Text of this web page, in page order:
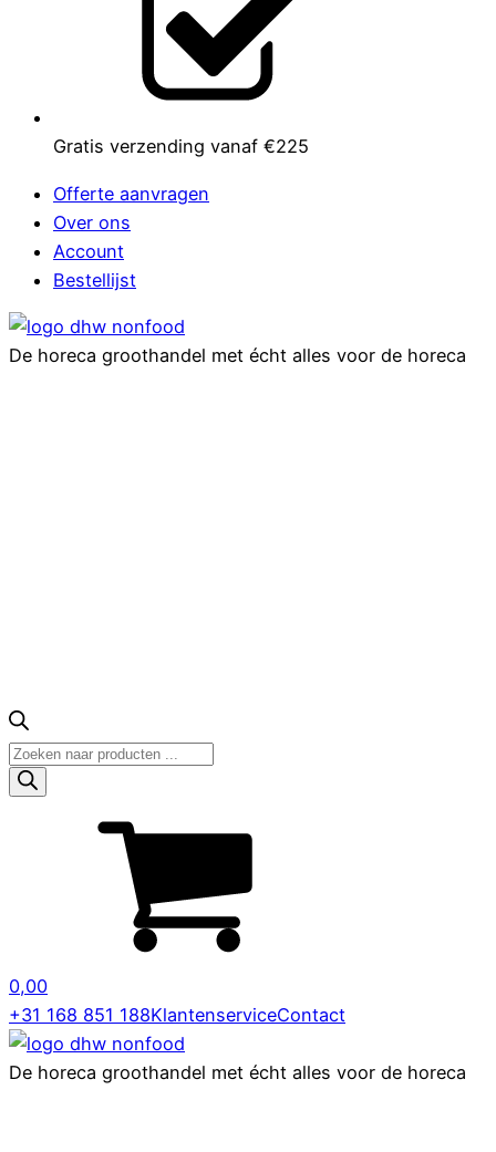
Gratis verzending vanaf €225
Offerte aanvragen
Over ons
Account
Bestellijst
De horeca groothandel met écht alles voor de horeca
Producten
zoeken
0,00
+31 168 851 188KlantenserviceContact
De horeca groothandel met écht alles voor de horeca